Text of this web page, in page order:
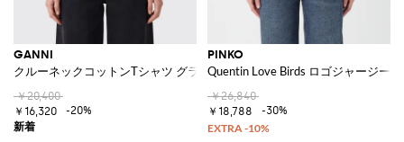
GANNI
クルーネックコットンTシャツ グラフィックロゴプリント付き
￥20,400
￥16,320
-20%
PINKO
Quentin Love Birds ロゴジャージーT
￥26,840
￥18,788
-30%